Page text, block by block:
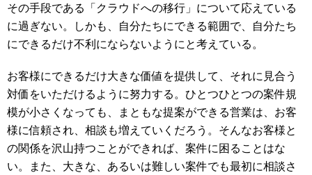
その手段である「クラウドへの移行」について応えている
に過ぎない。しかも、自分たちにできる範囲で、自分たち
にできるだけ不利にならないようにと考えている。
お客様にできるだけ大きな価値を提供して、それに見合う
対価をいただけるように努力する。ひとつひとつの案件規
模が小さくなっても、まともな提案ができる営業は、お客
様に信頼され、相談も増えていくだろう。そんなお客様と
の関係を沢山持つことができれば、案件に困ることはな
い。また、大きな、あるいは難しい案件でも最初に相談さ